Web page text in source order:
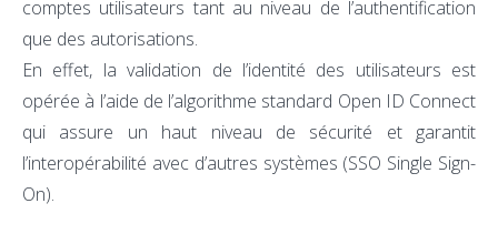
comptes utilisateurs tant au niveau de l’authentification
que des autorisations.
En effet, la validation de l’identité des utilisateurs est
opérée à l’aide de l’algorithme standard Open ID Connect
qui assure un haut niveau de sécurité et garantit
l’interopérabilité avec d’autres systèmes (SSO Single Sign-
On).